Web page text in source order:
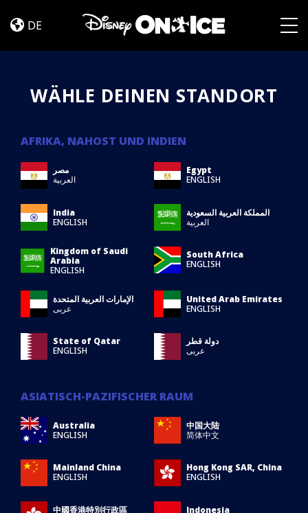
Location
DE
WÄHLE DEINEN STANDORT
AFRIKA, NAHOST UND INDIEN
مصر
العربية
Egypt
ENGLISH
India
ENGLISH
المملكة العربية السعودية
العربية
Kingdom of Saudi
Arabia
ENGLISH
South Africa
ENGLISH
الإمارات العربية المتحدة
عربى
United Arab Emirates
ENGLISH
State of Qatar
ENGLISH
دولة قطر
عربى
ASIATISCH-PAZIFISCHER RAUM
Australia
ENGLISH
中国大陆
简体中文
Mainland China
ENGLISH
Hong Kong SAR, China
ENGLISH
中國香港特別行政區
Indonesia